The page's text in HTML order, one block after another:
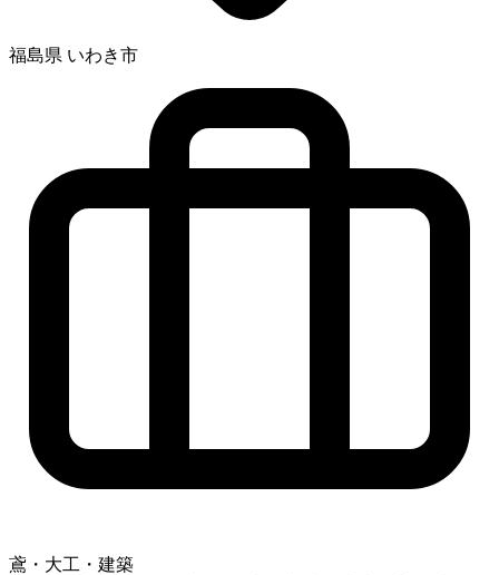
福島県 いわき市
鳶・大工・建築